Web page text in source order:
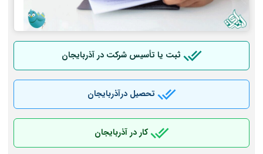
ثبت یا تأسیس شرکت در آذربایجان
تحصیل درآذربایجان
کار در آذربایجان